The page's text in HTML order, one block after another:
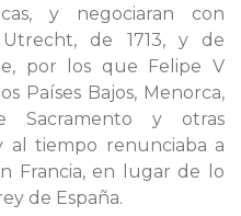
y negociaran con
de 1713, y de
por los que Felipe V
Países Bajos, Menorca,
Sacramento y otras
al tiempo renunciaba a
Francia, en lugar de lo
de España.